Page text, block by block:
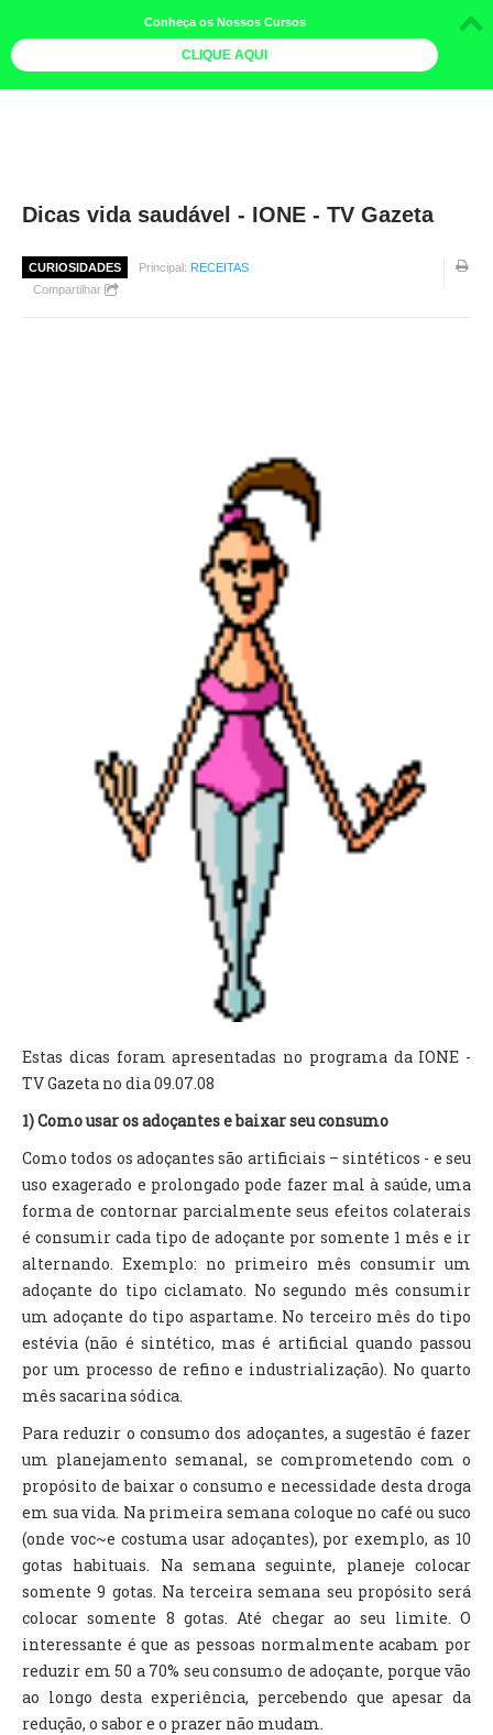
MAIS
TV DE BEM COM A NATUREZA
Dicas vida saudável - IONE - TV Gazeta
CURIOSIDADES Principal: RECEITAS
Compartilhar
Estas dicas foram apresentadas no programa da IONE -
TV Gazeta no dia 09.07.08
1) Como usar os adoçantes e baixar seu consumo
Como todos os adoçantes são artificiais – sintéticos - e seu
uso exagerado e prolongado pode fazer mal à saúde, uma
forma de contornar parcialmente seus efeitos colaterais
é consumir cada tipo de adoçante por somente 1 mês e ir
alternando. Exemplo: no primeiro mês consumir um
adoçante do tipo ciclamato. No segundo mês consumir
um adoçante do tipo aspartame. No terceiro mês do tipo
estévia (não é sintético, mas é artificial quando passou
por um processo de refino e industrialização). No quarto
mês sacarina sódica.
Para reduzir o consumo dos adoçantes, a sugestão é fazer
um planejamento semanal, se comprometendo com o
propósito de baixar o consumo e necessidade desta droga
em sua vida. Na primeira semana coloque no café ou suco
(onde voc~e costuma usar adoçantes), por exemplo, as 10
gotas habituais. Na semana seguinte, planeje colocar
somente 9 gotas. Na terceira semana seu propósito será
colocar somente 8 gotas. Até chegar ao seu limite. O
interessante é que as pessoas normalmente acabam por
reduzir em 50 a 70% seu consumo de adoçante, porque vão
ao longo desta experiência, percebendo que apesar da
redução, o sabor e o prazer não mudam.
Conheça os Nossos Cursos
CLIQUE AQUI